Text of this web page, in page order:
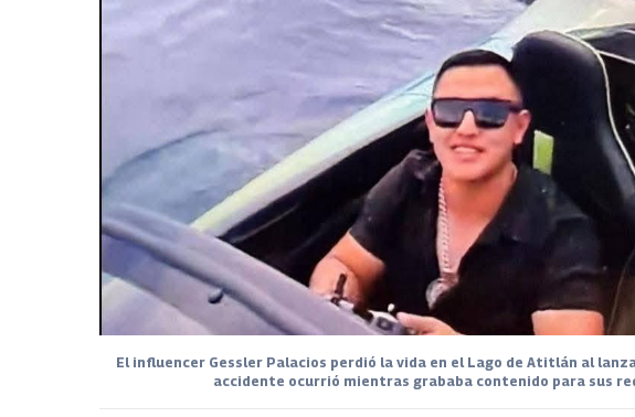
El influencer Gessler Palacios perdió la vida en el Lago de Atitlán al
accidente ocurrió mientras grababa contenido para sus